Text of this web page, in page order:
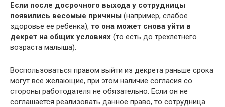
Если после досрочного выхода у сотрудницы
появились весомые причины (например, слабое
здоровье ее ребенка), то она может снова уйти в
декрет на общих условиях (то есть до трехлетнего
возраста малыша).
Воспользоваться правом выйти из декрета раньше срока
могут все желающие, при этом наличие согласия со
стороны работодателя не обязательно. Если он не
соглашается реализовать данное право, то сотрудница